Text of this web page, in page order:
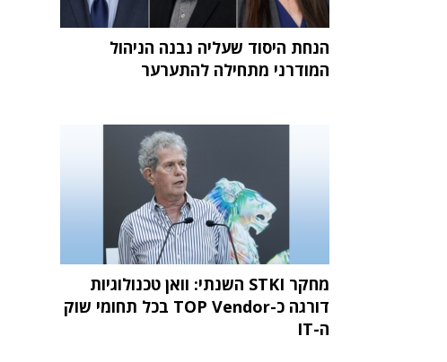
הנחת היסוד שעליה נבנה הניהול
המודרני מתחילה להתערער
מחקר STKI השנתי: וואן טכנולוגיות
דורגה כ-TOP Vendor בכל תחומי שוק
ה-IT